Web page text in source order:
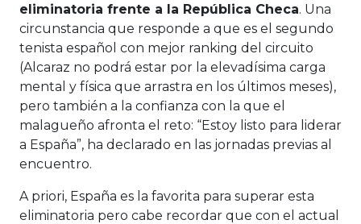
eliminatoria frente a la República Checa. Una
circunstancia que responde a que es el segundo
tenista español con mejor ranking del circuito
(Alcaraz no podrá estar por la elevadísima carga
mental y física que arrastra en los últimos meses),
pero también a la confianza con la que el
malagueño afronta el reto: “Estoy listo para liderar
a España”, ha declarado en las jornadas previas al
encuentro.
A priori, España es la favorita para superar esta
eliminatoria pero cabe recordar que con el actual